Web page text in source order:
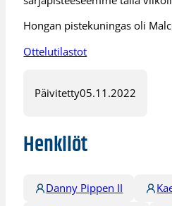
Hongan pistekuningas oli
Ottelutilastot
Päivitetty05.11.2022
Henkilöt
Danny Pippen II